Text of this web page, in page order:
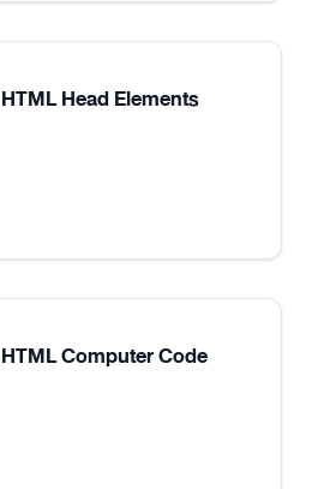
Head Elements
Computer Code